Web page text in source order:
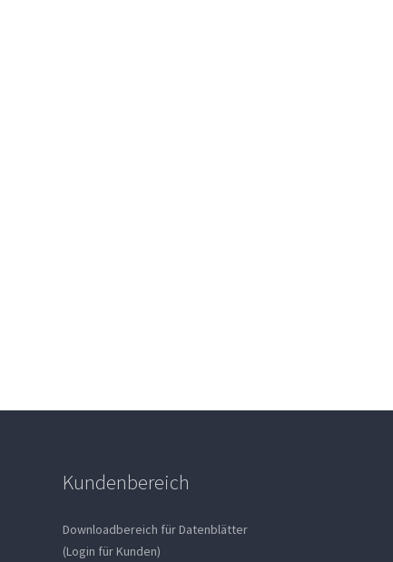
Kundenbereich
Downloadbereich für Datenblätter
(Login für Kunden)